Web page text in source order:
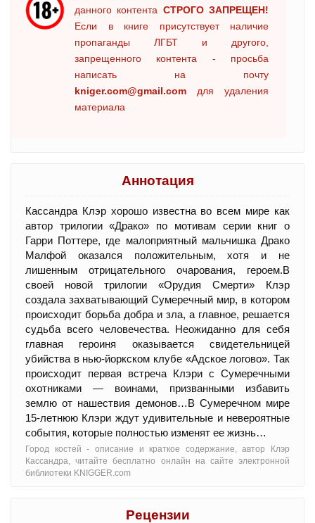
данного контента СТРОГО ЗАПРЕЩЕН!
Если в книге присутствует наличие
пропаганды ЛГБТ и другого,
запрещенного контента - просьба
написать на почту
kniger.com@gmail.com для удаления
материала
Аннотация
Кассандра Клэр хорошо известна во всем мире как
автор трилогии «Драко» по мотивам серии книг о
Гарри Поттере, где малоприятный мальчишка Драко
Малфой оказался положительным, хотя и не
лишенным отрицательного очарования, героем.В
своей новой трилогии «Орудия Смерти» Клэр
создала захватывающий Сумеречный мир, в котором
происходит борьба добра и зла, а главное, решается
судьба всего человечества. Неожиданно для себя
главная героиня оказывается свидетельницей
убийства в нью-йоркском клубе «Адское логово». Так
происходит первая встреча Клэри с Сумеречными
охотниками — воинами, призванными избавить
землю от нашествия демонов…В Сумеречном мире
15-летнюю Клэри ждут удивительные и невероятные
события, которые полностью изменят ее жизнь…
Город костей - oписание и краткое содержание, автор Клэр
Кассандра, читайте бесплатно онлайн на сайте электронной
библиотеки KNIGGER.com
Рецензии